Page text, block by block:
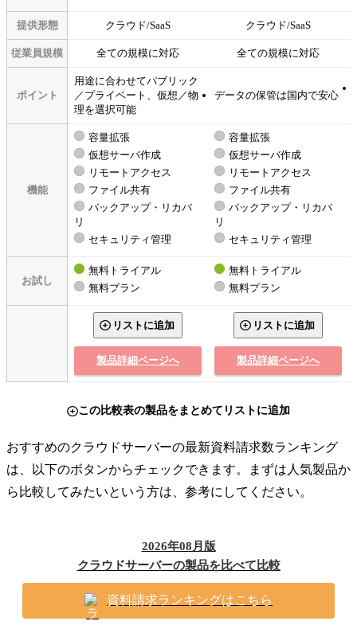
提供形態 クラウド/SaaS クラウド/SaaS
従業員規模 全ての規模に対応 全ての規模に対応
ポイント
用途に合わせてパブリック
／プライベート、仮想／物
理を選択可能
データの保管は国内で安心
機能
容量拡張
仮想サーバ作成
リモートアクセス
ファイル共有
バックアップ・リカバ
リ
セキュリティ管理
容量拡張
仮想サーバ作成
リモートアクセス
ファイル共有
バックアップ・リカバ
リ
セキュリティ管理
お試し
無料トライアル
無料プラン
無料トライアル
無料プラン
リストに追加
製品詳細ページへ
リストに追加
製品詳細ページへ
この比較表の製品をまとめてリストに追加
おすすめのクラウドサーバーの最新資料請求数ランキング
は、以下のボタンからチェックできます。まずは人気製品か
ら比較してみたいという方は、参考にしてください。
2026年08月版
クラウドサーバーの製品を比べて比較
資料請求ランキングはこちら